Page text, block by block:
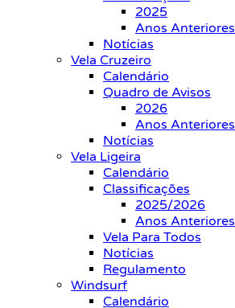
2025
Anos Anteriores
Notícias
Vela Cruzeiro
Calendário
Quadro de Avisos
2026
Anos Anteriores
Notícias
Vela Ligeira
Calendário
Classificações
2025/2026
Anos Anteriores
Vela Para Todos
Notícias
Regulamento
Windsurf
Calendário